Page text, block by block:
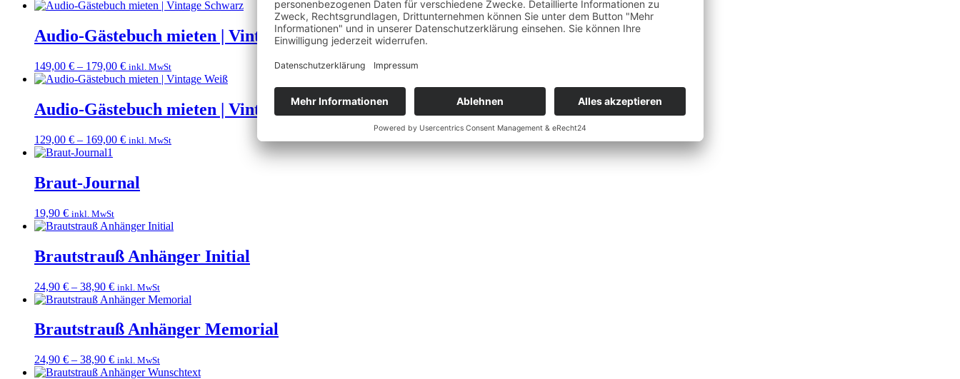
Audio-Gästebuch mieten | Vintage Schwarz
149,00 € – 179,00 € inkl. MwSt
Audio-Gästebuch mieten | Vintage Weiß
129,00 € – 169,00 € inkl. MwSt
Braut-Journal
19,90 € inkl. MwSt
Brautstrauß Anhänger Initial
24,90 € – 38,90 € inkl. MwSt
Brautstrauß Anhänger Memorial
24,90 € – 38,90 € inkl. MwSt